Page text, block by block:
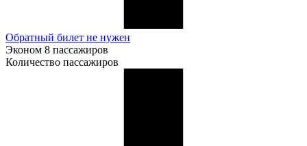
Обратный билет не нужен
Эконом 8 пассажиров
Количество пассажиров